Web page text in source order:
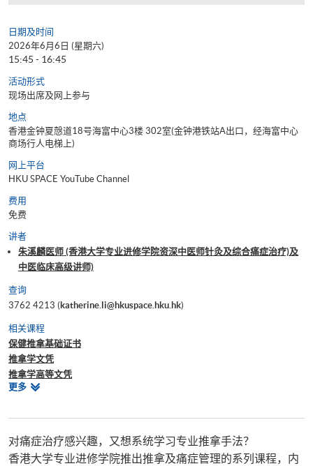
日期及时间
2026年6月6日 (星期六)
15:45 - 16:45
活动形式
现场出席及网上参与
地点
香港金钟夏慤道18号海富中心3楼 302室(金钟港铁站A出口，经海富中心
商场行人电梯上)
网上平台
HKU SPACE YouTube Channel
费用
免费
讲者
朱溪麟医师 (香港大学专业进修学院资深中医师针灸及综合痛症治疗)及
中医临床⾼级讲师)
查询
3762 4213 (katherine.li@hkuspace.hku.hk)
相关课程
保健推拿基础证书
推拿学文凭
推拿学高等文凭
推拿学证书
更多相
对痛症治疗感兴趣，又想系统学习专业推拿手法？
香港大学专业进修学院推出推拿及痛症管理的系列课程，内